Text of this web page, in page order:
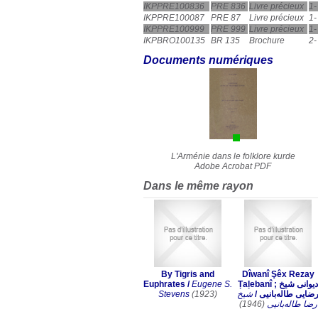
IKPPRE100836
PRE 836 Livre précieux 1-
IKPPRE100087
PRE 87 Livre précieux 1-
IKPPRE100999
PRE 999 Livre précieux 1-
IKPBRO100135 BR 135 Brochure
Documents numériques
L'Arménie dans le folklore kurde
Adobe Acrobat PDF
Dans le même rayon
By Tigris and
Euphrates /Eugene S.
Stevens (1923)
Dîwanî Şêx Rezay
Ṭaḷebanî ; دیوانی شیخ
رضایی طالەبانیی/ شیخ
رضا طالەبانیی (1946)